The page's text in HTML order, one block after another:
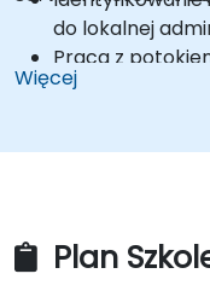
do lokalnej
Praca z
Korzystanie z
Tworzenie
Więcej
Plan